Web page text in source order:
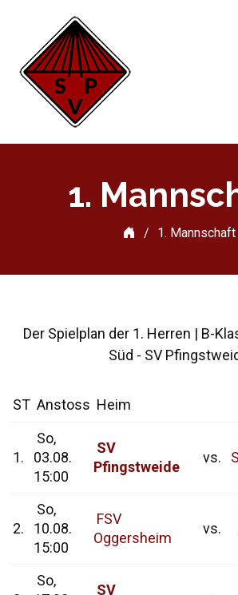
1.
1. Mannschaft
Der Spielplan der 1. Herren | B-
Süd - SV
ST Anstoss Heim
1.
So,
03.08.
15:00
SV
Pfingstweide
vs.
2.
So,
10.08.
15:00
FSV
Oggersheim
vs.
So,
SV